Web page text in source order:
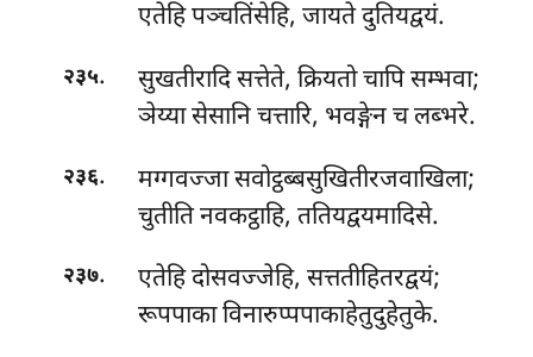
एतेहि पञ्चतिंसेहि, जायते दुतियद्वयं.
२३५.
सुखतीरादि सत्तेते, क्रियतो चापि सम्भवा;
ञेय्या सेसानि चत्तारि, भवङ्गेन च लब्भरे.
२३६.
मग्गवज्जा सवोट्ठब्बसुखितीरजवाखिला;
चुतीति नवकट्ठाहि, ततियद्वयमादिसे.
२३७.
एतेहि दोसवज्जेहि, सत्ततीहितरद्वयं;
रूपपाका विनारुप्पपाकाहेतुदुहेतुके.